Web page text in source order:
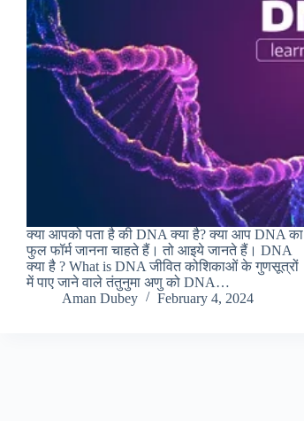
क्या आपको पता है की DNA क्या है? क्या आप DNA का
फुल फॉर्म जानना चाहते हैं। तो आइये जानते हैं। DNA
क्या है ? What is DNA जीवित कोशिकाओं के गुणसूत्रों
में पाए जाने वाले तंतुनुमा अणु को DNA…
Aman Dubey
February 4, 2024